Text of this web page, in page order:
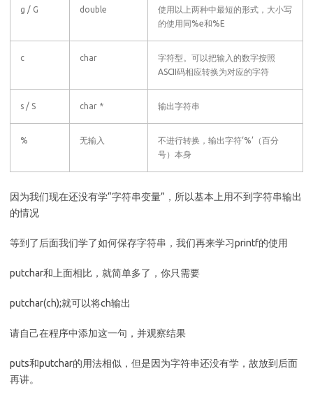
g / G double
使用以上两种中最短的形式，大小写
的使用同%e和%E
c char
字符型。可以把输入的数字按照
ASCII码相应转换为对应的字符
s / S char * 输出字符串
% 无输入
不进行转换，输出字符‘%’（百分
号）本身
因为我们现在还没有学“字符串变量”，所以基本上用不到字符串输出
的情况
等到了后面我们学了如何保存字符串，我们再来学习printf的使用
putchar和上面相比，就简单多了，你只需要
putchar(ch);就可以将ch输出
请自己在程序中添加这一句，并观察结果
puts和putchar的用法相似，但是因为字符串还没有学，故放到后面
再讲。